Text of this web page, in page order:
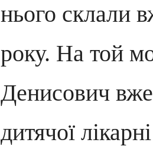
нього склали
року. На той
Денисович
дитячої